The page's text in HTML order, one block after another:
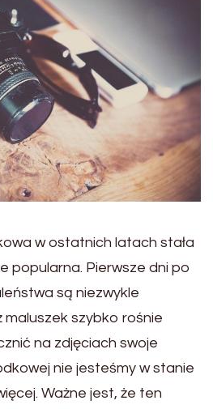
w ostatnich latach stała
popularna. Pierwsze dni po
są niezwykle
maluszek szybko rośnie
na zdjęciach swoje
nie jesteśmy w stanie
Ważne jest, że ten